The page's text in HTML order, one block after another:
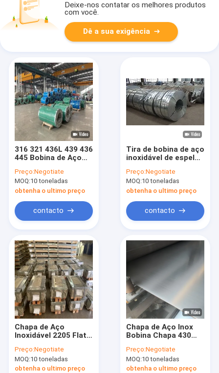
Deixe-nos contatar os melhores produtos
com você.
Dê a sua exigência
316 321 436L 439 436
445 Bobina de Aço
Preço:Negotiate
MOQ:10 toneladas
obtenha o ultimo preço
contacto
Tira de bobina de aço
inoxidável de espelho
310s 410 430 1,5 mm
Preço:Negotiate
MOQ:10 toneladas
obtenha o ultimo preço
contacto
Chapa de Aço
Inoxidável 2205 Flat
para Decoração de
Parede
Preço:Negotiate
MOQ:10 toneladas
obtenha o ultimo preço
Chapa de Aço Inox
Bobina Chapa 430
3,00mm
Preço:Negotiate
MOQ:10 toneladas
obtenha o ultimo preço